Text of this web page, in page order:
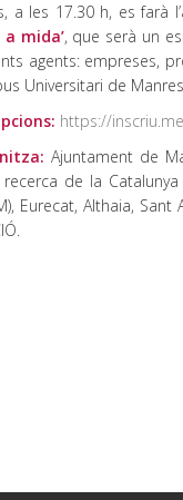
a les 17.30 h, es farà
mida’, que serà un
agents: empreses,
Universitari de
https://
Ajuntament de
de la
Eurecat, Althaia,